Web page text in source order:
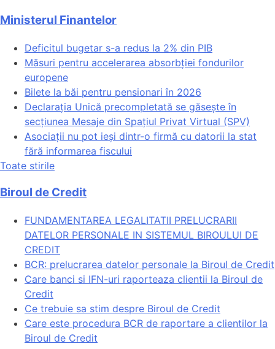
Ministerul Finantelor
Deficitul bugetar s-a redus la 2% din PIB
Măsuri pentru accelerarea absorbției fondurilor
europene
Bilete la băi pentru pensionari în 2026
Declarația Unică precompletată se găsește în
secțiunea Mesaje din Spațiul Privat Virtual (SPV)
Asociații nu pot ieși dintr-o firmă cu datorii la stat
fără informarea fiscului
Toate stirile
Biroul de Credit
FUNDAMENTAREA LEGALITATII PRELUCRARII
DATELOR PERSONALE IN SISTEMUL BIROULUI DE
CREDIT
BCR: prelucrarea datelor personale la Biroul de Credit
Care banci si IFN-uri raporteaza clientii la Biroul de
Credit
Ce trebuie sa stim despre Biroul de Credit
Care este procedura BCR de raportare a clientilor la
Biroul de Credit